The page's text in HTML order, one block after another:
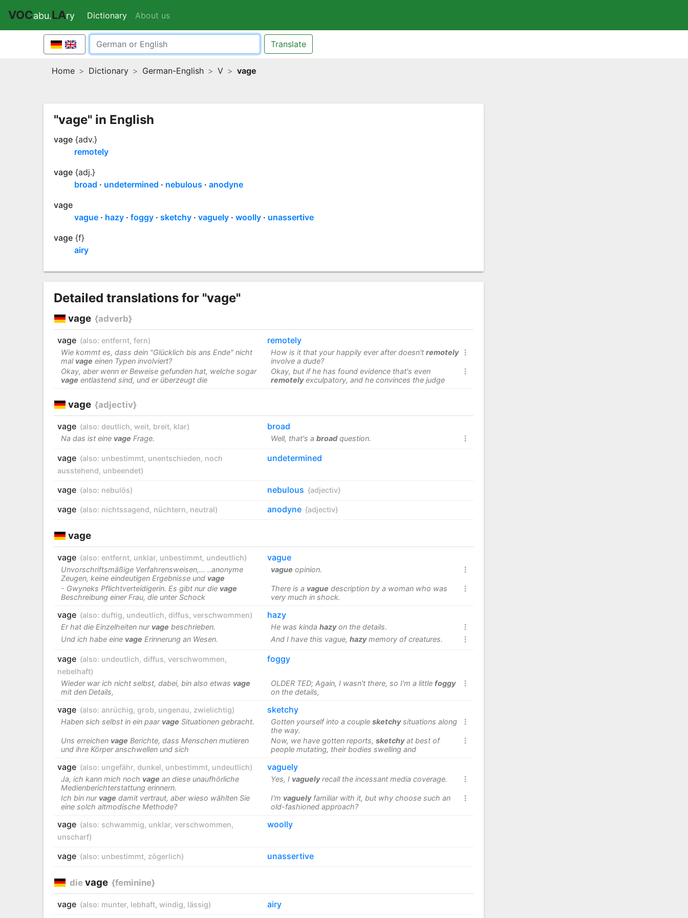
VOCabu.LAry Dictionary (current)
About us
Translate
Home Dictionary German-English V vage
"vage" in English
vage {adv.}
remotely
vage {adj.}
broad
undetermined nebulous
anodyne
vage
vague
hazy foggy sketchy vaguely woolly
unassertive
vage {f}
airy
Detailed translations for "vage"
vage {adverb}
vage (also: entfernt, fern) remotely
Wie kommt es, dass dein "Glücklich bis ans Ende" nicht
mal vage einen Typen involviert?

How is it that your happily ever after doesn't remotely
involve a dude?
Okay, aber wenn er Beweise gefunden hat, welche sogar
vage entlastend sind, und er überzeugt die

Okay, but if he has found evidence that's even
remotelyexculpatory, and he convinces the judge
vage {adjectiv}
vage (also: deutlich, weit, breit, klar) broad
Na das ist eine vage Frage. 
Well, that's a broadquestion.
vage (also: unbestimmt, unentschieden, noch
ausstehend, unbeendet)
undetermined
vage (also: nebulös) nebulous {adjectiv}
vage (also: nichtssagend, nüchtern, neutral) anodyne {adjectiv}
vage
vage (also: entfernt, unklar, unbestimmt, undeutlich) vague
Unvorschriftsmäßige Verfahrensweisen,... ..anonyme
Zeugen, keine eindeutigen Ergebnisse und vage

vague opinion.
- Gwyneks Pflichtverteidigerin. Es gibt nur die vage
Beschreibung einer Frau, die unter Schock

There is a vague description by a woman who was
very much in shock.
vage (also: duftig, undeutlich, diffus, verschwommen) hazy
Er hat die Einzelheiten nur vage beschrieben. 
He was kinda hazyon the details.
Und ich habe eine vage Erinnerung an Wesen. 
And I have this vague, hazymemory of creatures.
vage (also: undeutlich, diffus, verschwommen,
nebelhaft)
foggy
Wieder war ich nicht selbst, dabei, bin also etwas vage
mit den Details,

OLDER TED; Again, I wasn't there, so I'm a little foggy
on the details,
vage (also: anrüchig, grob, ungenau, zwielichtig) sketchy
Haben sich selbst in ein paar vage Situationen gebracht. 
Gotten yourself into a couple sketchysituations along
the way.
Uns erreichen vage Berichte, dass Menschen mutieren
und ihre Körper anschwellen und sich

Now, we have gotten reports, sketchyat best of
people mutating, their bodies swelling and
vage (also: ungefähr, dunkel, unbestimmt, undeutlich) vaguely
Ja, ich kann mich noch vage an diese unaufhörliche
Medienberichterstattung erinnern.

Yes, I vaguelyrecall the incessant media coverage.
Ich bin nur vage damit vertraut, aber wieso wählten Sie
eine solch altmodische Methode?

I'm vaguelyfamiliar with it, but why choose such an
old-fashioned approach?
vage (also: schwammig, unklar, verschwommen,
unscharf)
woolly
vage (also: unbestimmt, zögerlich) unassertive
dievage {feminine}
vage (also: munter, lebhaft, windig, lässig) airy